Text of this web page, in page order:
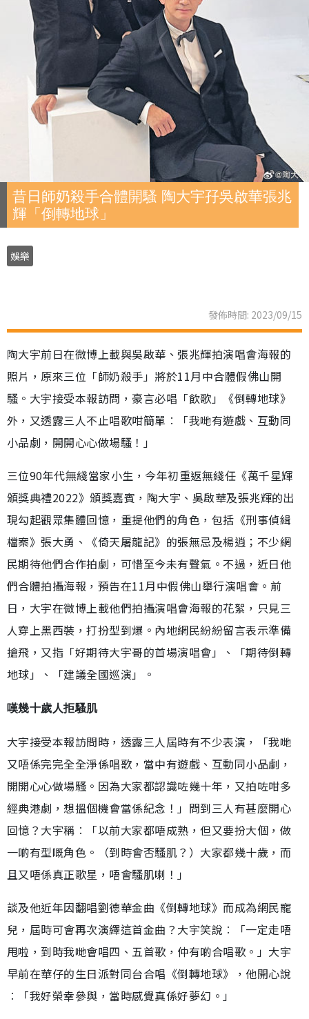
昔日師奶殺手合體開騷 陶大宇孖吳啟華張兆
輝「倒轉地球」
娛樂
發佈時間: 2023/09/15
陶大宇前日在微博上載與吳啟華、張兆輝拍演唱會海報的
照片，原來三位「師奶殺手」將於11月中合體假佛山開
騷。大宇接受本報訪問，豪言必唱「飲歌」《倒轉地球》
外，又透露三人不止唱歌咁簡單︰「我哋有遊戲、互動同
小品劇，開開心心做場騷！」
三位90年代無綫當家小生，今年初重返無綫任《萬千星輝
頒獎典禮2022》頒獎嘉賓，陶大宇、吳啟華及張兆輝的出
現勾起觀眾集體回憶，重提他們的角色，包括《刑事偵緝
檔案》張大勇、《倚天屠龍記》的張無忌及楊逍；不少網
民期待他們合作拍劇，可惜至今未有聲氣。不過，近日他
們合體拍攝海報，預告在11月中假佛山舉行演唱會。前
日，大宇在微博上載他們拍攝演唱會海報的花絮，只見三
人穿上黑西裝，打扮型到爆。內地網民紛紛留言表示準備
搶飛，又指「好期待大宇哥的首場演唱會」、「期待倒轉
地球」、「建議全國巡演」。
嘆幾十歲人拒騷肌
大宇接受本報訪問時，透露三人屆時有不少表演，「我哋
又唔係完完全全淨係唱歌，當中有遊戲、互動同小品劇，
開開心心做場騷。因為大家都認識咗幾十年，又拍咗咁多
經典港劇，想搵個機會當係紀念！」問到三人有甚麼開心
回憶？大宇稱︰「以前大家都唔成熟，但又要扮大個，做
一啲有型嘅角色。（到時會否騷肌？）大家都幾十歲，而
且又唔係真正歌星，唔會騷肌喇！」
談及他近年因翻唱劉德華金曲《倒轉地球》而成為網民寵
兒，屆時可會再次演繹這首金曲？大宇笑說︰「一定走唔
甩啦，到時我哋會唱四、五首歌，仲有啲合唱歌。」大宇
早前在華仔的生日派對同台合唱《倒轉地球》，他開心說
︰「我好榮幸參與，當時感覺真係好夢幻。」